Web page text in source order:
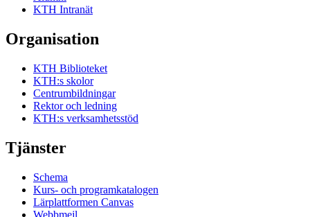
KTH Intranät
Organisation
KTH Biblioteket
KTH:s skolor
Centrumbildningar
Rektor och ledning
KTH:s verksamhetsstöd
Tjänster
Schema
Kurs- och programkatalogen
Lärplattformen Canvas
Webbmejl